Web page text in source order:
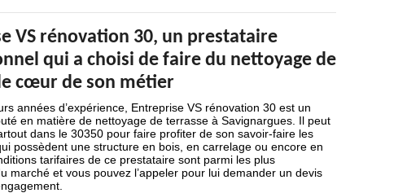
VS rénovation 30, un prestataire
qui a choisi de faire du nettoyage de
cœur de son métier
années d’expérience, Entreprise VS rénovation 30 est un
en matière de nettoyage de terrasse à Savignargues. Il peut
dans le 30350 pour faire profiter de son savoir-faire les
possèdent une structure en bois, en carrelage ou encore en
tarifaires de ce prestataire sont parmi les plus
marché et vous pouvez l’appeler pour lui demander un devis